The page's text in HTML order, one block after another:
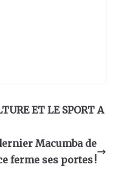
ET LE SPORT A
Macumba de
ferme ses portes !